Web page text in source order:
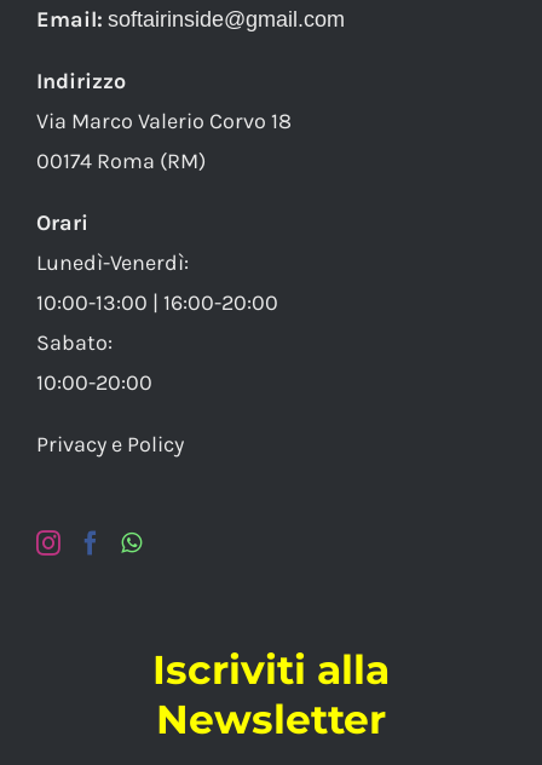
Email: softairinside@gmail.com
Indirizzo
Via Marco Valerio Corvo 18
00174 Roma (RM)
Orari
Lunedì-Venerdì:
10:00-13:00 | 16:00-20:00
Sabato:
10:00-20:00
Privacy e Policy
Iscriviti alla
Newsletter